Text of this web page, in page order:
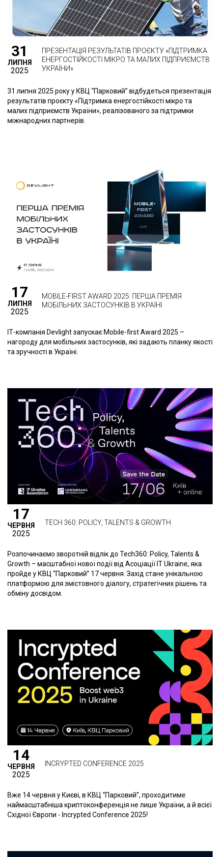
31
ЛИПНЯ
2025
ПРЕЗЕНТАЦІЯ РЕЗУЛЬТАТІВ ПРОЄКТУ «ПІДТРИМКА
ЕНЕРГОСТІЙКОСТІ МІКРО ТА МАЛИХ ПІДПРИЄМСТВ
УКРАЇНИ»
31 липня 2025 року у КВЦ “Парковий” відбудеться презентація
результатів проєкту «Підтримка енергостійкості мікро та
малих підприємств України», реалізованого за підтримки
міжнародних партнерів.
17
ЛИПНЯ
2025
MOBILE-FIRST AWARD 2025: ПЕРША ПРЕМІЯ
МОБІЛЬНИХ ЗАСТОСУНКІВ В УКРАЇНІ
ІТ-компанія Devlight запускає Mobile-first Award 2025 –
нагороду для мобільних застосунків, які задають планку якості
та зручності в Україні.
17
ЧЕРВНЯ
2025
TECH 360: POLICY, TALENTS & GROWTH
Розпочинаємо зворотній відлік до Tech360: Policy, Talents &
Growth – масштабної нової події від Асоціації IT Ukraine, яка
пройде у КВЦ “Парковий” 17 червня. Захід стане унікальною
платформою для змістовного діалогу, стратегічних рішень та
обміну досвідом.
14
ЧЕРВНЯ
2025
INCRYPTED CONFERENCE 2025
Вже 14 червня у Києві, в КВЦ “Парковий”, проходитиме
наймасштабніша криптоконференція не лише України, а й всієї
Східної Європи - Incrypted Conference 2025!